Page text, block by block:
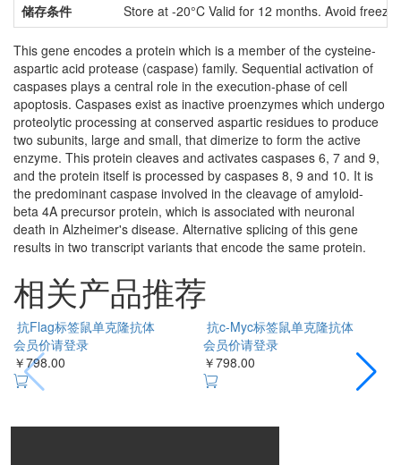
储存条件
Store at -20°C Valid for 12 months. Avoid freeze
This gene encodes a protein which is a member of the cysteine-
aspartic acid protease (caspase) family. Sequential activation of
caspases plays a central role in the execution-phase of cell
apoptosis. Caspases exist as inactive proenzymes which undergo
proteolytic processing at conserved aspartic residues to produce
two subunits, large and small, that dimerize to form the active
enzyme. This protein cleaves and activates caspases 6, 7 and 9,
and the protein itself is processed by caspases 8, 9 and 10. It is
the predominant caspase involved in the cleavage of amyloid-
beta 4A precursor protein, which is associated with neuronal
death in Alzheimer's disease. Alternative splicing of this gene
results in two transcript variants that encode the same protein.
相关产品推荐
抗Flag标签鼠单克隆抗体
会员价请登录
￥798.00
抗c-Myc标签鼠单克隆抗体
会员价请登录
￥798.00